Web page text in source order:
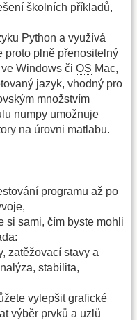
školních příkladů,
Python a využívá
proto plně přenositelný
Windows či OS Mac,
jazyk, vhodný pro
množstvím
numpy umožnuje
na úrovni matlabu.
programu až po
si sami, čím byste mohli
zatěžovací stavy a
stabilita,
vylepšit grafické
výběr prvků a uzlů